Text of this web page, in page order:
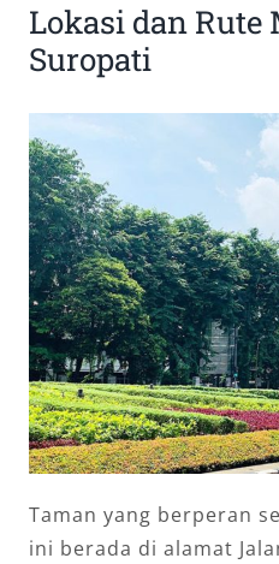
Lokasi dan Rute
Suropati
Taman yang berperan
ini berada di alamat